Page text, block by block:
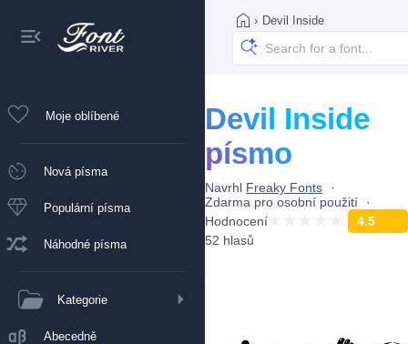
Moje oblíbené
Nová písma
Populární písma
Náhodné písma
Kategorie
Abecedně
› Devil Inside
Devil Inside
písmo
Navrhl Freaky Fonts
Zdarma pro osobní použití
Hodnocení
4.5
52 hlasů